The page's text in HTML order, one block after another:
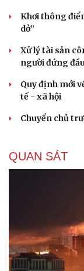
Khơi thông
dở”
Xử lý tài sản
người đứng
Quy định mới
tế - xã hội
Chuyển chủ
QUAN SÁT